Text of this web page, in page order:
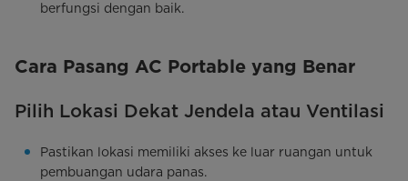
berfungsi dengan baik.
Cara Pasang AC Portable yang Benar
Pilih Lokasi Dekat Jendela atau Ventilasi
Pastikan lokasi memiliki akses ke luar ruangan untuk
pembuangan udara panas.